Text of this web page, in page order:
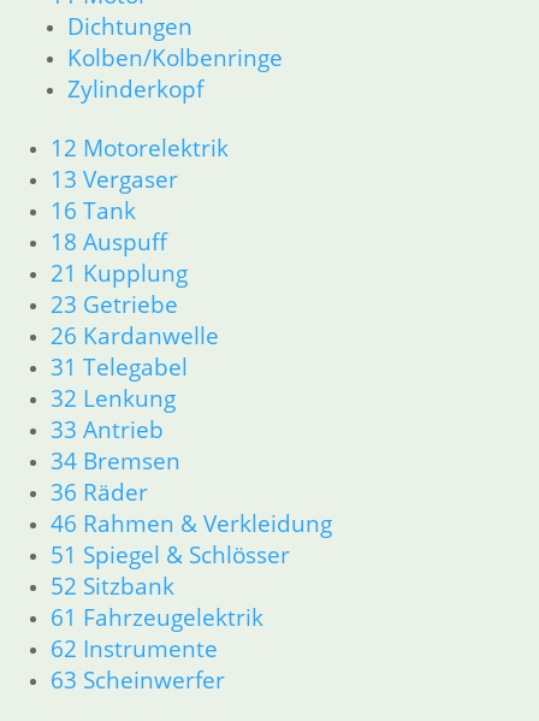
Dichtungen
Kolben/Kolbenringe
Zylinderkopf
12 Motorelektrik
13 Vergaser
16 Tank
18 Auspuff
21 Kupplung
23 Getriebe
26 Kardanwelle
31 Telegabel
32 Lenkung
33 Antrieb
34 Bremsen
36 Räder
46 Rahmen & Verkleidung
51 Spiegel & Schlösser
52 Sitzbank
61 Fahrzeugelektrik
62 Instrumente
63 Scheinwerfer
63 Scheinwerfer
R26 & R27
11 Motor
Dichtungen
Zylinderkopf r26-r27
12 Motorelektrik
13 Vergaser
16 Tank
18 Auspuff
21 Kupplung
23 Getriebe
26 Kardanwelle
31 Telegabel
32 Lenkung
33 Antrieb
34 Bremsen
36 Räder
46 Rahmen & Verkleidung R26 R27
51 Spiegel & Schlösser
61 Fahrzeugelektrik
62 Instrumente
63 Scheinwerfer
R50 R69/S
11 Motor
Dichtungen